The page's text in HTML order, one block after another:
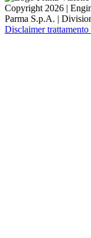
Copyright 2026 |
Parma S.p.A. |
Disclaimer trattamento